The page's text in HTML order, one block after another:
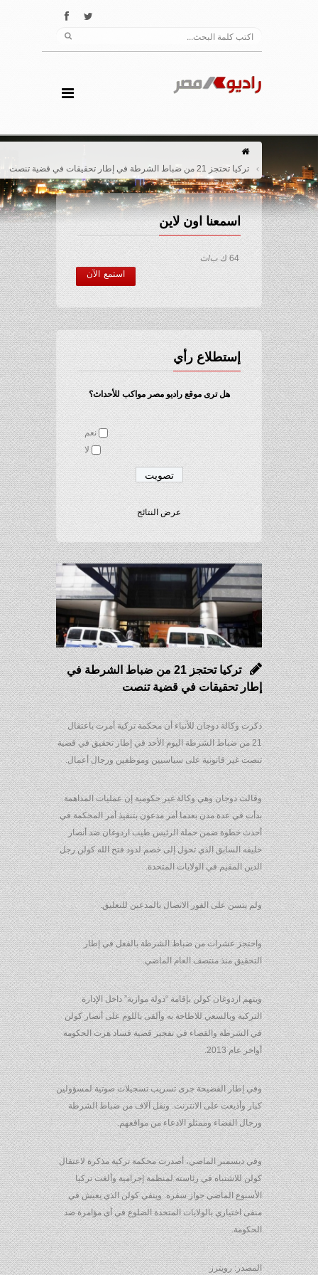
تركيا تحتجز 21 من ضباط الشرطة في إطار تحقيقات في قضية تنصت
اسمعنا اون لاين
64 ك ب/ث
استمع الآن
إستطلاع رأي
هل ترى موقع راديو مصر مواكب للأحداث؟
نعم
لا
عرض النتائج
تركيا تحتجز 21 من ضباط الشرطة في
إطار تحقيقات في قضية تنصت
ذكرت وكالة دوجان للأنباء أن محكمة تركية أمرت باعتقال
21 من ضباط الشرطة اليوم الأحد في إطار تحقيق في قضية
تنصت غير قانونية على سياسيين وموظفين ورجال أعمال.
وقالت دوجان وهي وكالة غير حكومية إن عمليات المداهمة
بدأت في عدة مدن بعدما أمر مدعون بتنفيذ أمر المحكمة في
أحدث خطوة ضمن حملة الرئيس طيب اردوغان ضد أنصار
حليفه السابق الذي تحول إلى خصم لدود فتح الله كولن رجل
الدين المقيم في الولايات المتحدة.
ولم يتسن على الفور الاتصال بالمدعين للتعليق.
واحتجز عشرات من ضباط الشرطة بالفعل في إطار
التحقيق منذ منتصف العام الماضي.
ويتهم اردوغان كولن بإقامة “دولة موازية” داخل الإدارة
التركية وبالسعي للاطاحة به وألقى باللوم على أنصار كولن
في الشرطة والقضاء في تفجير قضية فساد هزت الحكومة
أواخر عام 2013.
وفي إطار الفضيحة جرى تسريب تسجيلات صوتية لمسؤولين
كبار وأذيعت على الانترنت. ونقل آلاف من ضباط الشرطة
ورجال القضاء وممثلو الادعاء من مواقعهم.
وفي ديسمبر الماضي، أصدرت محكمة تركية مذكرة لاعتقال
كولن للاشتباه في رئاسته لمنظمة إجرامية وألغت تركيا
الأسبوع الماضي جواز سفره. وينفي كولن الذي يعيش في
منفى اختياري بالولايات المتحدة الضلوع في أي مؤامرة ضد
الحكومة.
المصدر: رويترز